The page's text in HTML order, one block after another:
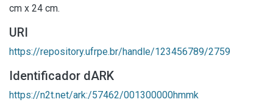
cm x 24 cm.
URI
https://repository.ufrpe.br/handle/123456789/2759
Identificador dARK
https://n2t.net/ark:/57462/001300000hmmk